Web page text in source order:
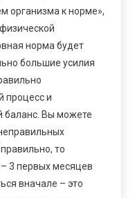
организма к норме»,
норма будет
большие усилия
процесс и
баланс. Вы можете
то
– 3 первых месяцев
вначале – это